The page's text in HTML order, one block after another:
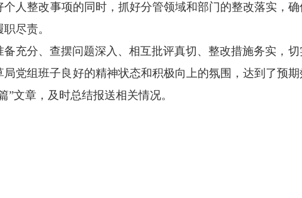
人整改事项的同时，抓好分管领域和部门的整改落实，
尽责。
充分、查摆问题深入、相互批评真切、整改措施务实，
党组班子良好的精神状态和积极向上的氛围，达到了预
文章，及时总结报送相关情况。